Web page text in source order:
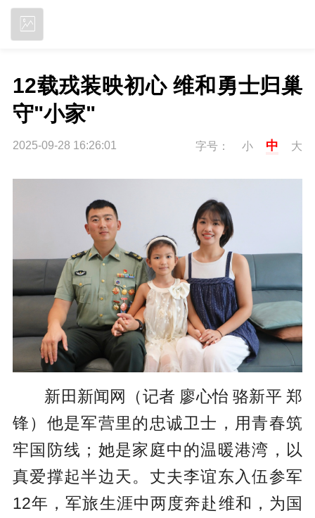
12载戎装映初心 维和勇士归巢
守"小家"
2025-09-28 16:26:01 字号： 小 中 大
新田新闻网（记者 廖心怡 骆新平 郑
锋）他是军营里的忠诚卫士，用青春筑
牢国防线；她是家庭中的温暖港湾，以
真爱撑起半边天。丈夫李谊东入伍参军
12年，军旅生涯中两度奔赴维和，为国